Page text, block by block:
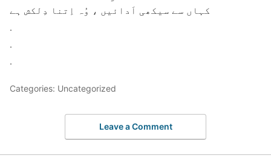
کہاں سے سیکھی اَدائیں ، وُہ اِتنا دِلکش ہے
.
.
.
Categories: Uncategorized
Leave a Comment